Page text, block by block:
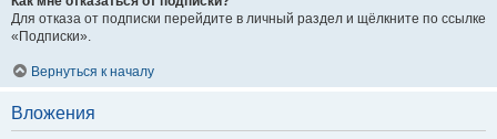
Для отказа от подписки перейдите в личный раздел и щёлкните по ссылке
«Подписки».
Вернуться к началу
Вложения